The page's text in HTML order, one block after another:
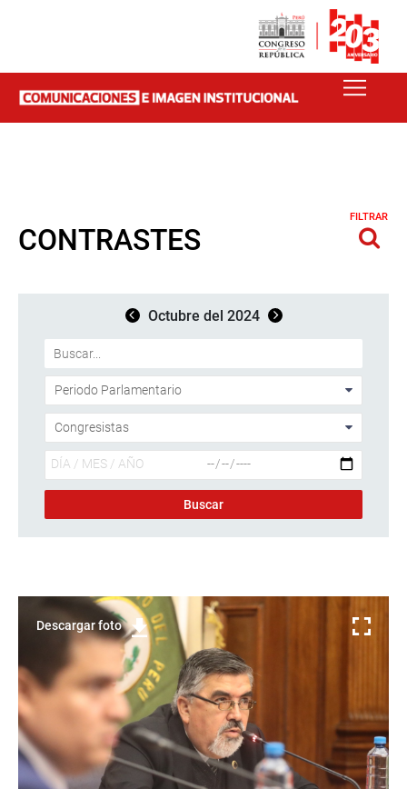
CONTRASTES
FILTRAR
Octubre del 2024
Descargar foto